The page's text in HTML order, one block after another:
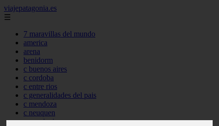
viajepatagonia.es
☰
7 maravillas del mundo
america
arena
benidorm
c buenos aires
c cordoba
c entre rios
c generalidades del pais
c mendoza
c neuquen
c provincias